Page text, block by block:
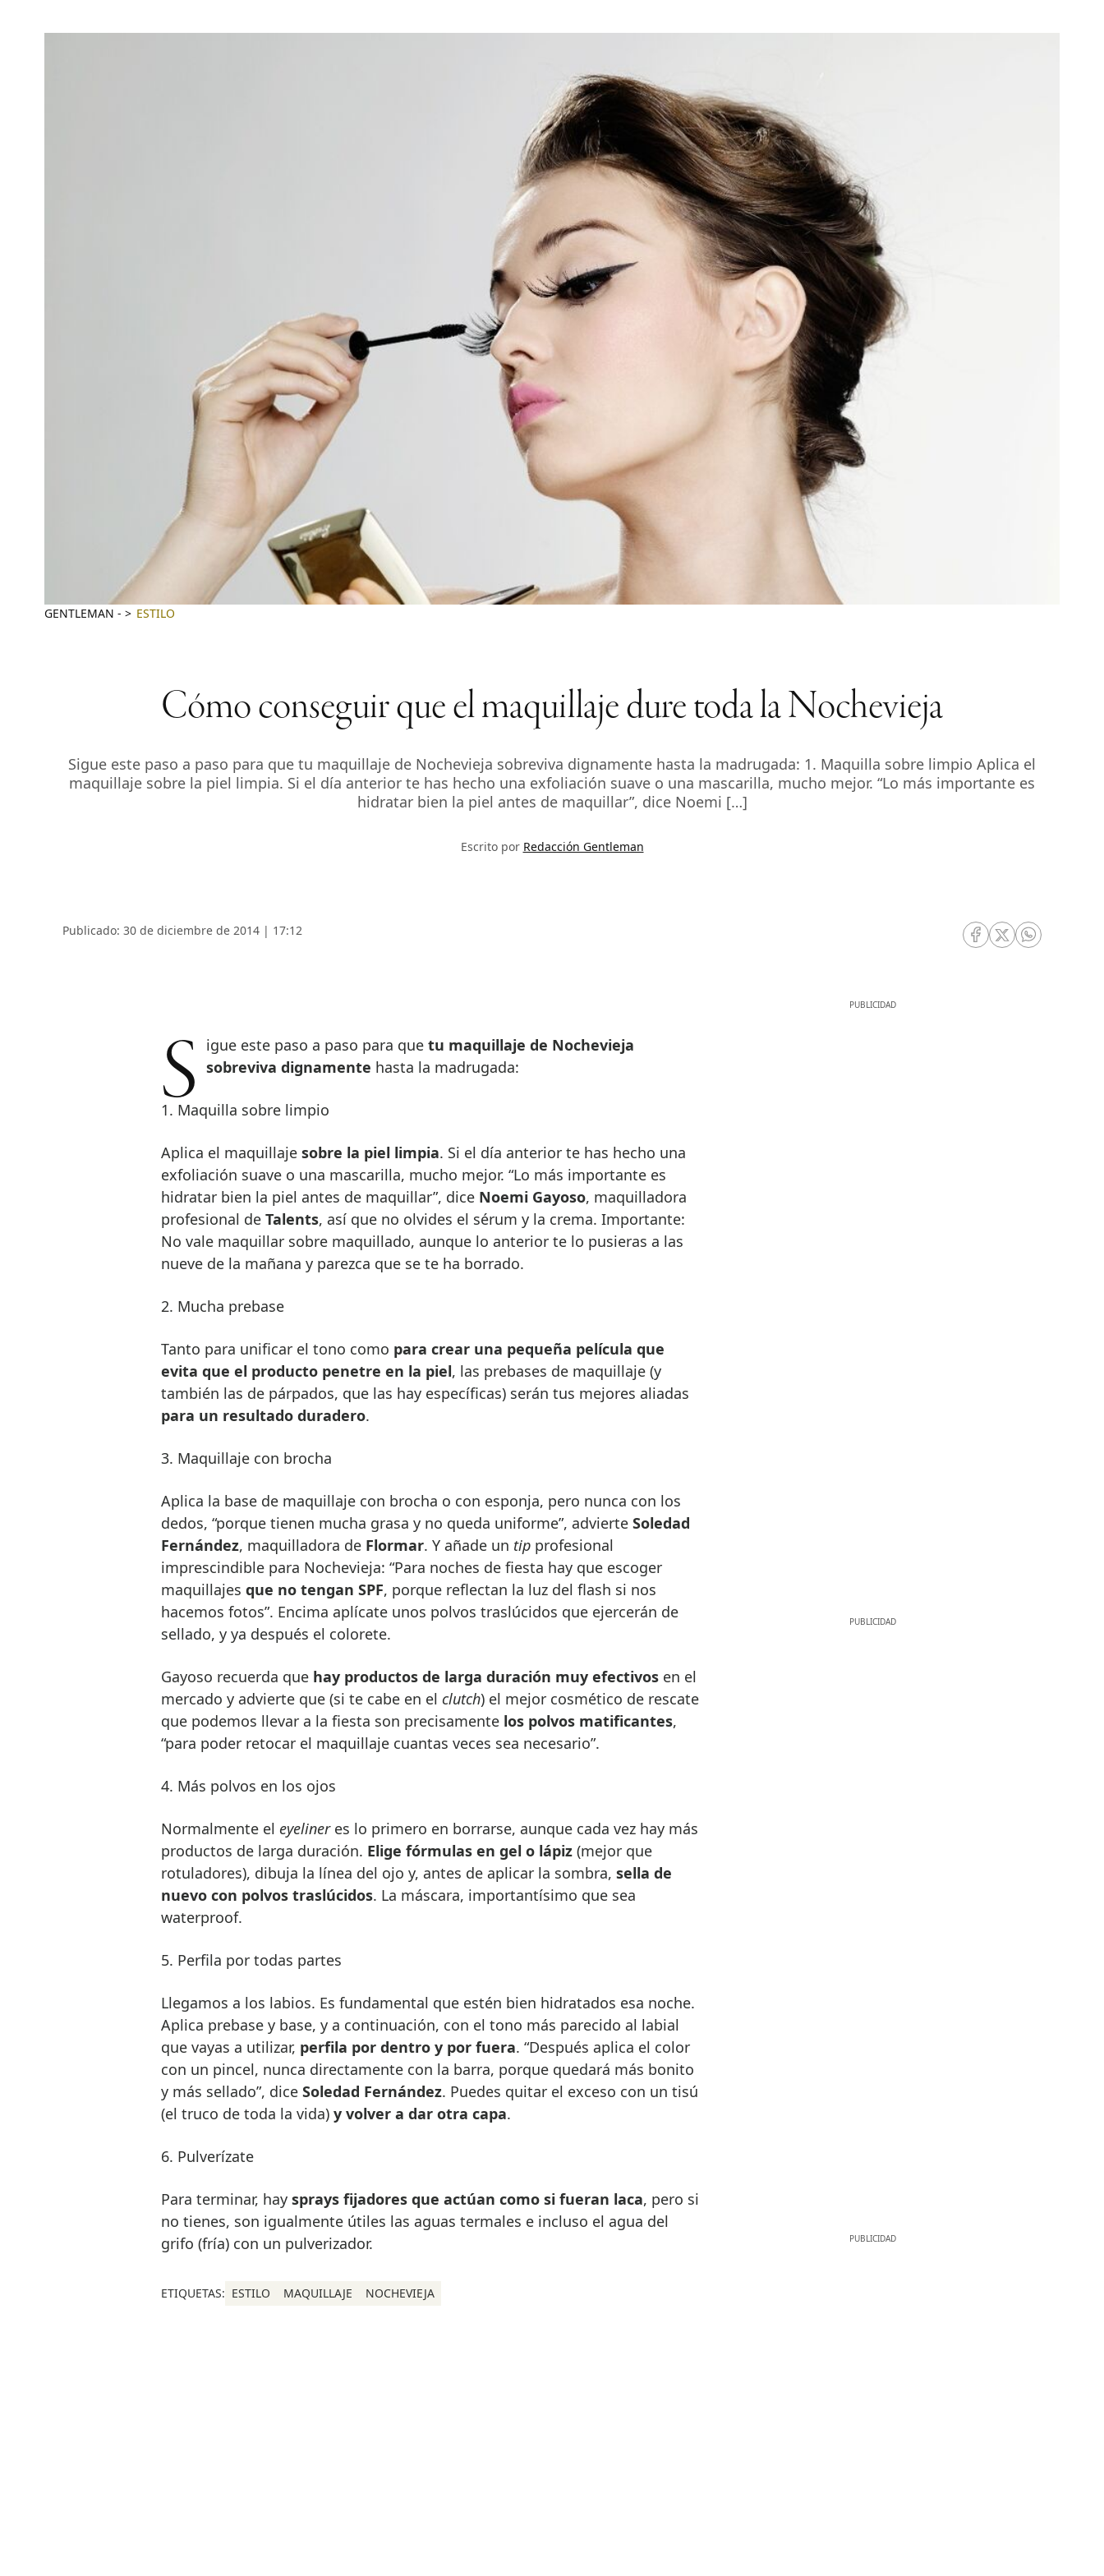
GENTLEMAN - ESTILO
Cómo conseguir que el maquillaje dure toda la Nochevieja
Sigue este paso a paso para que tu maquillaje de Nochevieja sobreviva dignamente hasta la madrugada: 1. Maquilla sobre limpio Aplica el
maquillaje sobre la piel limpia. Si el día anterior te has hecho una exfoliación suave o una mascarilla, mucho mejor. “Lo más importante es
hidratar bien la piel antes de maquillar”, dice Noemi […]
Escrito por Redacción Gentleman
Publicado: 30 de diciembre de 2014 | 17:12
RRSS Facebook
RRSS Twitter
RRSS
Sigue este paso a paso para que tu maquillaje de Nochevieja
sobreviva dignamente hasta la madrugada:
1. Maquilla sobre limpio
Aplica el maquillaje sobre la piel limpia. Si el día anterior te has hecho una
exfoliación suave o una mascarilla, mucho mejor. “Lo más importante es
hidratar bien la piel antes de maquillar”, dice Noemi Gayoso, maquilladora
profesional de Talents, así que no olvides el sérum y la crema. Importante:
No vale maquillar sobre maquillado, aunque lo anterior te lo pusieras a las
nueve de la mañana y parezca que se te ha borrado.
2. Mucha prebase
Tanto para unificar el tono como para crear una pequeña película que
evita que el producto penetre en la piel, las prebases de maquillaje (y
también las de párpados, que las hay específicas) serán tus mejores aliadas
para un resultado duradero.
3. Maquillaje con brocha
Aplica la base de maquillaje con brocha o con esponja, pero nunca con los
dedos, “porque tienen mucha grasa y no queda uniforme”, advierte Soledad
Fernández, maquilladora de Flormar. Y añade un tipprofesional
imprescindible para Nochevieja: “Para noches de fiesta hay que escoger
maquillajes que no tengan SPF, porque reflectan la luz del flash si nos
hacemos fotos”. Encima aplícate unos polvos traslúcidos que ejercerán de
sellado, y ya después el colorete.
Gayoso recuerda que hay productos de larga duración muy efectivosen el
mercado y advierte que (si te cabe en el clutch) el mejor cosmético de rescate
que podemos llevar a la fiesta son precisamente los polvos matificantes,
“para poder retocar el maquillaje cuantas veces sea necesario”.
4. Más polvos en los ojos
Normalmente el eyelineres lo primero en borrarse, aunque cada vez hay más
productos de larga duración. Elige fórmulas en gel o lápiz(mejor que
rotuladores), dibuja la línea del ojo y, antes de aplicar la sombra, sella de
nuevo con polvos traslúcidos. La máscara, importantísimo que sea
waterproof.
5. Perfila por todas partes
Llegamos a los labios. Es fundamental que estén bien hidratados esa noche.
Aplica prebase y base, y a continuación, con el tono más parecido al labial
que vayas a utilizar, perfila por dentro y por fuera. “Después aplica el color
con un pincel, nunca directamente con la barra, porque quedará más bonito
y más sellado”, dice Soledad Fernández. Puedes quitar el exceso con un tisú
(el truco de toda la vida) y volver a dar otra capa.
6. Pulverízate
Para terminar, hay sprays fijadores que actúan como si fueran laca, pero si
no tienes, son igualmente útiles las aguas termales e incluso el agua del
grifo (fría) con un pulverizador.
ETIQUETAS: ESTILO MAQUILLAJE NOCHEVIEJA